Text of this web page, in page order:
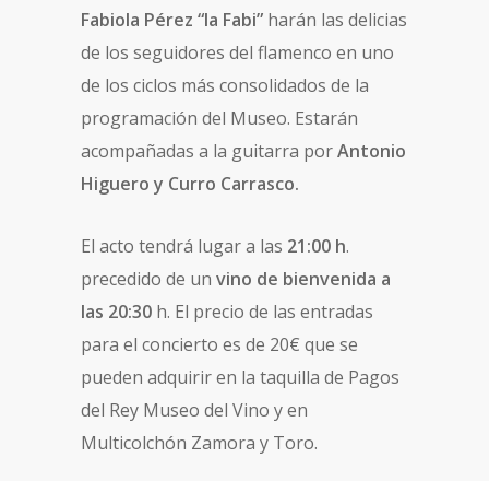
Fabiola Pérez “la Fabi” harán las delicias
de los seguidores del flamenco en uno
de los ciclos más consolidados de la
programación del Museo. Estarán
acompañadas a la guitarra porAntonio
Higuero y Curro Carrasco.
El acto tendrá lugar a las 21:00 h.
precedido de un vino de bienvenida a
las 20:30 h. El precio de las entradas
para el concierto es de 20€ que se
pueden adquirir en la taquilla de Pagos
del Rey Museo del Vino y en
Multicolchón Zamora y Toro.